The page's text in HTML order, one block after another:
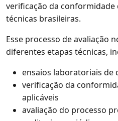
verificação da
técnicas brasileiras.
Esse processo de avaliação
diferentes etapas técnicas,
ensaios laboratoriais de
verificação da
aplicáveis
avaliação do processo